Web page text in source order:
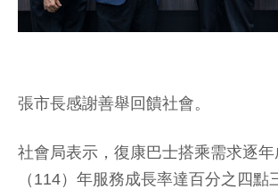
張市長感謝善舉回饋社會。
社會局表示，復康巴士搭乘需求逐
（114）年服務成長率達百分之四點